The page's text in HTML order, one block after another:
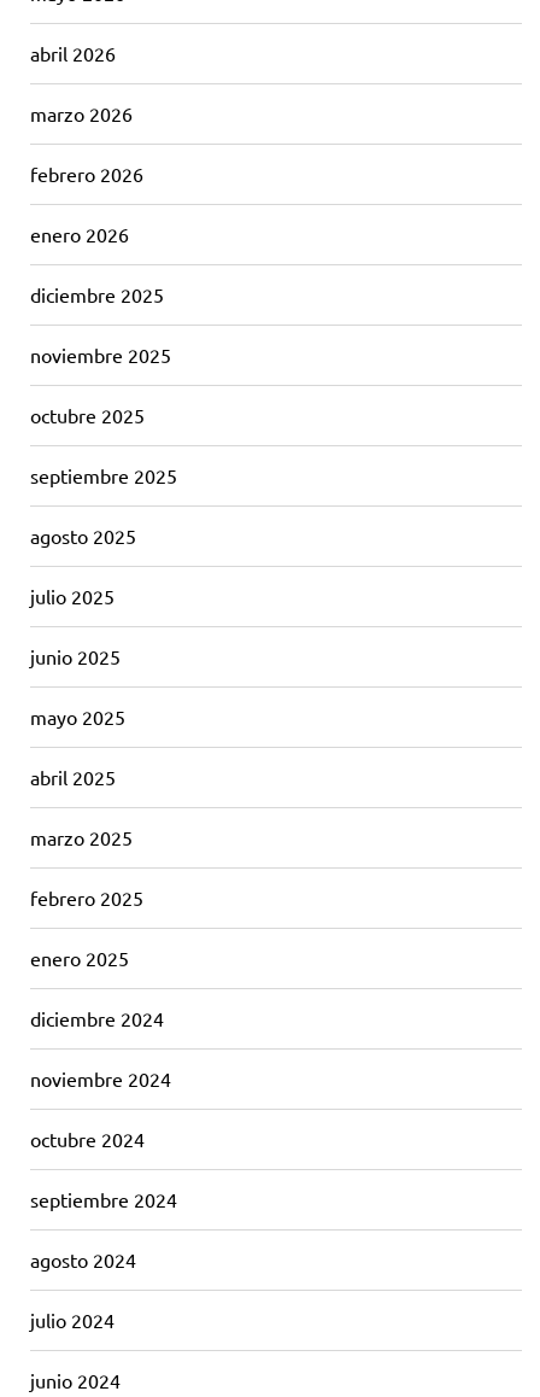
abril 2026
marzo 2026
febrero 2026
enero 2026
diciembre 2025
noviembre 2025
octubre 2025
septiembre 2025
agosto 2025
julio 2025
junio 2025
mayo 2025
abril 2025
marzo 2025
febrero 2025
enero 2025
diciembre 2024
noviembre 2024
octubre 2024
septiembre 2024
agosto 2024
julio 2024
junio 2024